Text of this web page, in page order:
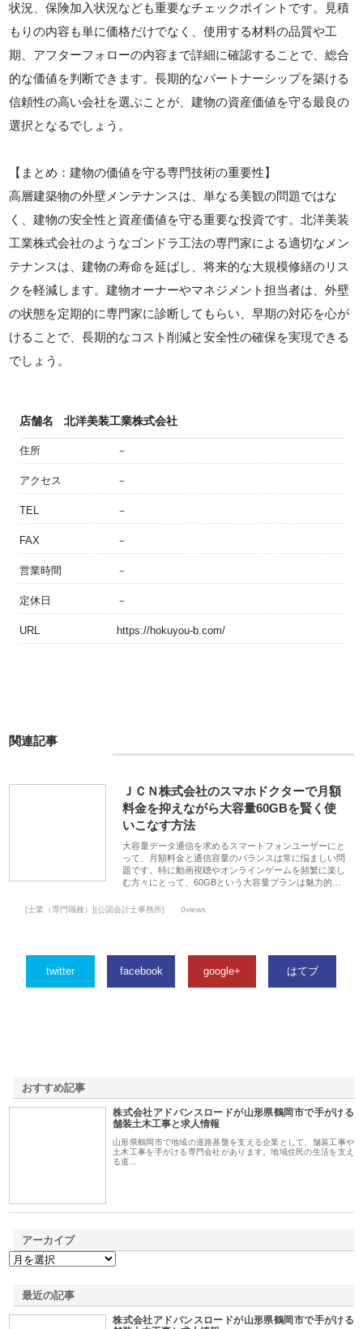
状況、保険加入状況なども重要なチェックポイントです。見積
もりの内容も単に価格だけでなく、使用する材料の品質や工
期、アフターフォローの内容まで詳細に確認することで、総合
的な価値を判断できます。長期的なパートナーシップを築ける
信頼性の高い会社を選ぶことが、建物の資産価値を守る最良の
選択となるでしょう。
【まとめ：建物の価値を守る専門技術の重要性】
高層建築物の外壁メンテナンスは、単なる美観の問題ではな
く、建物の安全性と資産価値を守る重要な投資です。北洋美装
工業株式会社のようなゴンドラ工法の専門家による適切なメン
テナンスは、建物の寿命を延ばし、将来的な大規模修繕のリス
クを軽減します。建物オーナーやマネジメント担当者は、外壁
の状態を定期的に専門家に診断してもらい、早期の対応を心が
けることで、長期的なコスト削減と安全性の確保を実現できる
でしょう。
店舗名 北洋美装工業株式会社
住所 －
アクセス －
TEL －
FAX －
営業時間 －
定休日 －
URL https://hokuyou-b.com/
関連記事
ＪＣＮ株式会社のスマホドクターで月額
料金を抑えながら大容量60GBを賢く使
いこなす方法
大容量データ通信を求めるスマートフォンユーザーにと
って、月額料金と通信容量のバランスは常に悩ましい問
題です。特に動画視聴やオンラインゲームを頻繁に楽し
む方々にとって、60GBという大容量プランは魅力的…
[士業（専門職種）][公認会計士事務所] 0views
twitter facebook google+ はてブ
おすすめ記事
株式会社アドバンスロードが山形県鶴岡市で手がける
舗装土木工事と求人情報
山形県鶴岡市で地域の道路基盤を支える企業として、舗装工事や
土木工事を手がける専門会社があります。地域住民の生活を支え
る道…
アーカイブ
最近の記事
株式会社アドバンスロードが山形県鶴岡市で手がける